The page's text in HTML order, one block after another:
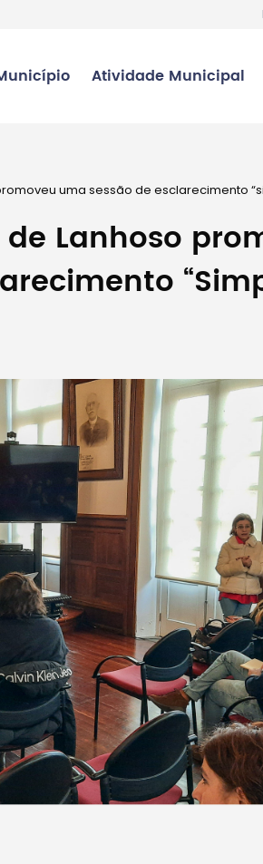
Atividade Municipal
uma sessão de esclarecimento
Lanhoso